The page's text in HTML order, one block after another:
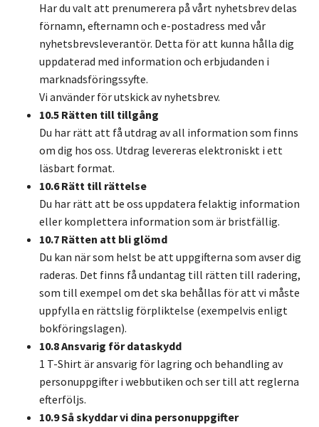
Har du valt att prenumerera på vårt nyhetsbrev delas
förnamn, efternamn och e-postadress med vår
nyhetsbrevsleverantör. Detta för att kunna hålla dig
uppdaterad med information och erbjudanden i
marknadsföringssyfte.
Vi använder för utskick av nyhetsbrev.
10.5 Rätten till tillgång
Du har rätt att få utdrag av all information som finns
om dig hos oss. Utdrag levereras elektroniskt i ett
läsbart format.
10.6 Rätt till rättelse
Du har rätt att be oss uppdatera felaktig information
eller komplettera information som är bristfällig.
10.7 Rätten att bli glömd
Du kan när som helst be att uppgifterna som avser dig
raderas. Det finns få undantag till rätten till radering,
som till exempel om det ska behållas för att vi måste
uppfylla en rättslig förpliktelse (exempelvis enligt
bokföringslagen).
10.8 Ansvarig för dataskydd
1 T-Shirt är ansvarig för lagring och behandling av
personuppgifter i webbutiken och ser till att reglerna
efterföljs.
10.9 Så skyddar vi dina personuppgifter